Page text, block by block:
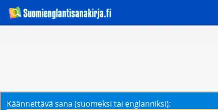
Käännettävä sana (suomeksi tai englanniksi):